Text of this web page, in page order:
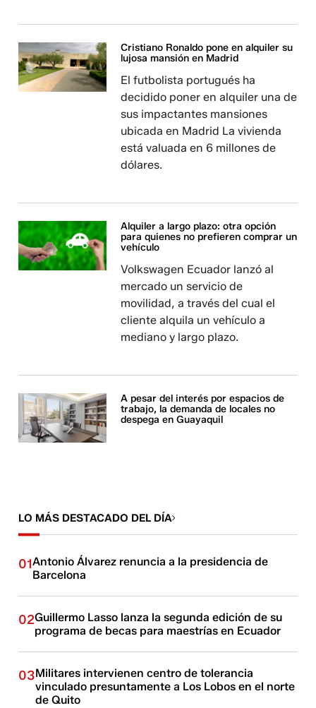
Cristiano Ronaldo pone en alquiler su
lujosa mansión en Madrid
El futbolista portugués ha
decidido poner en alquiler una de
sus impactantes mansiones
ubicada en Madrid La vivienda
está valuada en 6 millones de
dólares.
Alquiler a largo plazo: otra opción
para quienes no prefieren comprar un
vehículo
Volkswagen Ecuador lanzó al
mercado un servicio de
movilidad, a través del cual el
cliente alquila un vehículo a
mediano y largo plazo.
A pesar del interés por espacios de
trabajo, la demanda de locales no
despega en Guayaquil
LO MÁS DESTACADO DEL DÍA
01Antonio Álvarez renuncia a la presidencia de
Barcelona
02Guillermo Lasso lanza la segunda edición de su
programa de becas para maestrías en Ecuador
03Militares intervienen centro de tolerancia
vinculado presuntamente a Los Lobos en el norte
de Quito